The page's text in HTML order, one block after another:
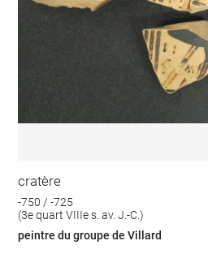
cratère
-750 / -725
(3e quart VIIIe s. av. J.-C.)
peintre du groupe de Villard